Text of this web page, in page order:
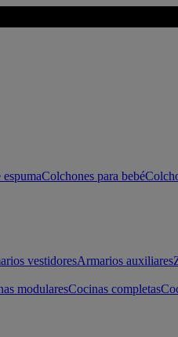
Colchones para bebé
vestidoresArmarios auxiliares
modularesCocinas completas